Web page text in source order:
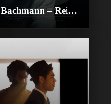
Bachmann – Reise
in die Wüste